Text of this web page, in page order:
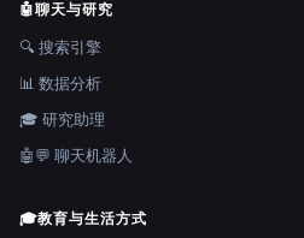
🤖聊天与研究
🔍 搜索引擎
📊 数据分析
🎓 研究助理
🤖💬 聊天机器人
🎓教育与生活方式